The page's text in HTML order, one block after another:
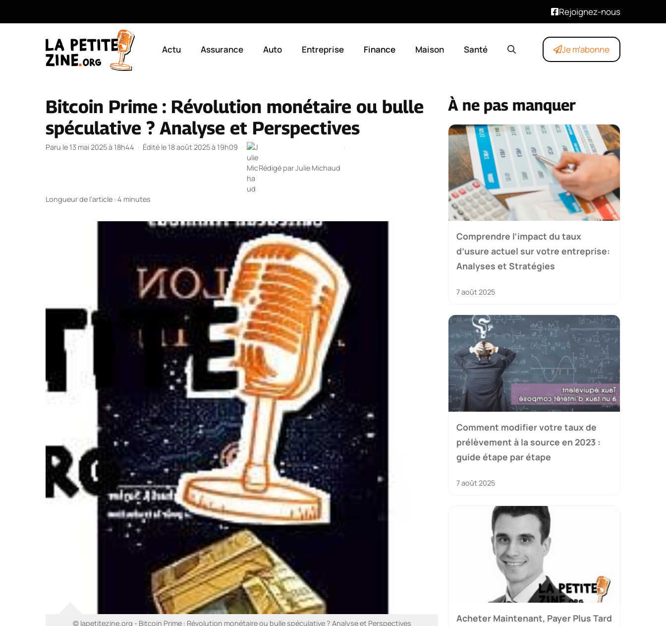
Rejoignez-nous
Actu Assurance Auto Entreprise Finance Maison Santé Je m'abonne
Bitcoin Prime : Révolution monétaire ou bulle
spéculative ? Analyse et Perspectives
Paru le 13 mai 2025 à 18h44 · Édité le 18 août 2025 à 19h09 ·
Rédigé parJulie Michaud
·
Longueur de l’article : 4 minutes
© lapetitezine.org - Bitcoin Prime : Révolution monétaire ou bulle spéculative ? Analyse et Perspectives
À ne pas manquer
Comprendre l’impact du taux
d’usure actuel sur votre entreprise:
Analyses et Stratégies
7 août 2025
Comment modifier votre taux de
prélèvement à la source en 2023 :
guide étape par étape
7 août 2025
Acheter Maintenant, Payer Plus Tard